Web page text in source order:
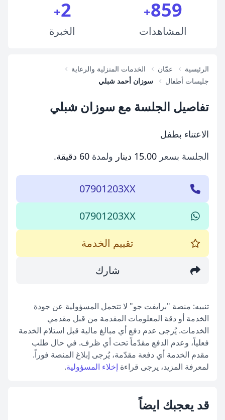
859
+
المشاهدات
2
+
الخبرة
الرئيسية عمّان
الخدمات المنزلية والرعاية
جليسات أطفال
سوزان أحمد شبلي
تفاصيل الجلسة مع سوزان شبلي
الاعتناء بطفل
الجلسة بسعر 15.00 دينار ولمدة 60 دقيقة .
07901203XX
07901203XX
تقييم الخدمة
شارك
تنبيه: منصة "برايفت جو" لا تتحمل المسؤولية عن جودة
الخدمة أو دقة المعلومات المقدمة من قبل مقدمي
الخدمات. يُرجى عدم دفع أي مبالغ مالية قبل استلام الخدمة
فعلياً، وعدم الدفع مقدّماً تحت أي ظرف. في حال طلب
مقدم الخدمة أي دفعة مقدّمة، يُرجى إبلاغ المنصة فوراً.
لمعرفة المزيد، يرجى قراءة إخلاء المسؤولية.
قد يعجبك ايضاً